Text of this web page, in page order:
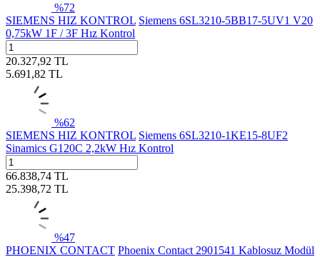
%72
SIEMENS HIZ KONTROL Siemens 6SL3210-5BB17-5UV1 V20
0,75kW 1F / 3F Hız Kontrol
20.327,92 TL
5.691,82 TL
%62
SIEMENS HIZ KONTROL Siemens 6SL3210-1KE15-8UF2
Sinamics G120C 2,2kW Hız Kontrol
66.838,74 TL
25.398,72 TL
%47
PHOENIX CONTACT Phoenix Contact 2901541 Kablosuz Modül